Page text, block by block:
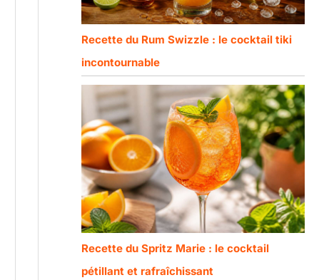
Recette du Rum Swizzle : le cocktail tiki
incontournable
Recette du Spritz Marie : le cocktail
pétillant et rafraîchissant